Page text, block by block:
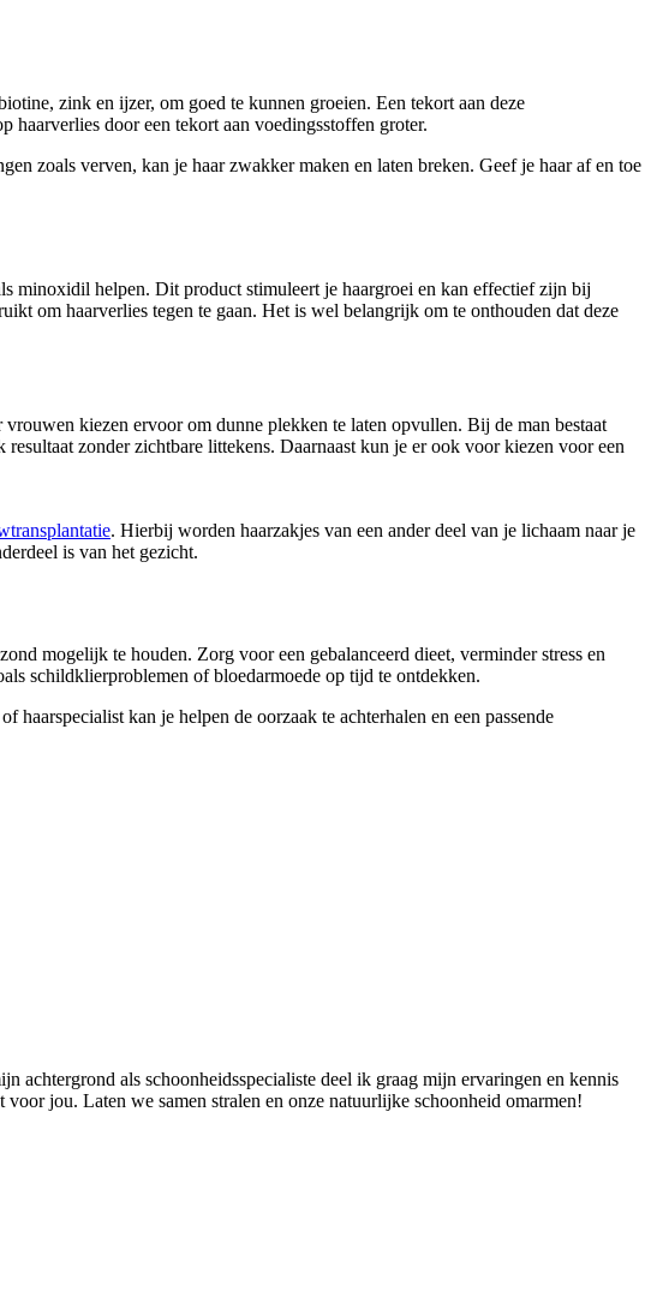
zink en ijzer, om goed te kunnen groeien. Een tekort aan deze
haarverlies door een tekort aan voedingsstoffen groter.
zoals verven, kan je haar zwakker maken en laten breken. Geef je haar af en toe
minoxidil helpen. Dit product stimuleert je haargroei en kan effectief zijn bij
om haarverlies tegen te gaan. Het is wel belangrijk om te onthouden dat deze
kiezen ervoor om dunne plekken te laten opvullen. Bij de man bestaat
zonder zichtbare littekens. Daarnaast kun je er ook voor kiezen voor een
. Hierbij worden haarzakjes van een ander deel van je lichaam naar je
is van het gezicht.
mogelijk te houden. Zorg voor een gebalanceerd dieet, verminder stress en
schildklierproblemen of bloedarmoede op tijd te ontdekken.
kan je helpen de oorzaak te achterhalen en een passende
achtergrond als schoonheidsspecialiste deel ik graag mijn ervaringen en kennis
jou. Laten we samen stralen en onze natuurlijke schoonheid omarmen!